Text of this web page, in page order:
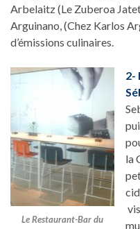
Arbelaitz (Le Zuberoa
Arguinano, (Chez Karlos
d’émissions culinaires.
Le Restaurant-Bar du
2-
la